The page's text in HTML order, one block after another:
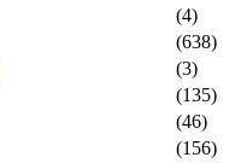
(4)
(638)
(3)
(135)
(46)
(156)